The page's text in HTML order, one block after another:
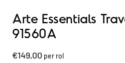
Arte Essentials
91560A
Kortings
€149,00 per rol